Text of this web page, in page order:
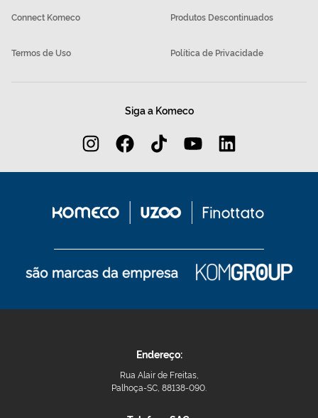
Connect Komeco Produtos Descontinuados
Termos de Uso Política de Privacidade
Siga a Komeco
Endereço:
Rua Alair de Freitas,
Palhoça-SC, 88138-090.